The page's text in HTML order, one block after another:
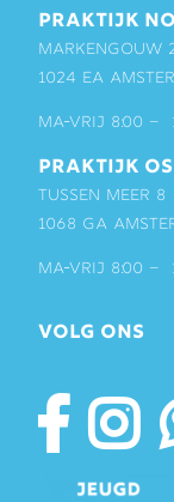
PRAKTIJK
Markengouw
1024 EA
ma-vrij 8:00 –
PRAKTIJK
Tussen Meer 8
1068 GA
ma-vrij 8:00 –
VOLG ONS